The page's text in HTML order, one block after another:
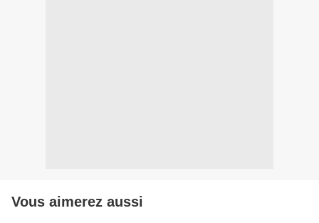
Vous aimerez aussi